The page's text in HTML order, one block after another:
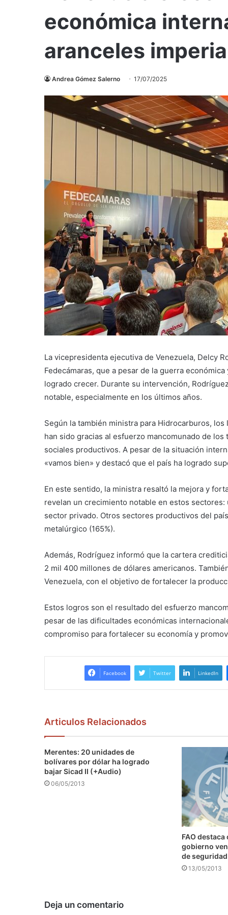
económica
aranceles
Andrea Gómez Salerno 17/07/2025
La vicepresidenta ejecutiva de Venezuela, Delcy
Fedecámaras, que a pesar de la guerra
logrado crecer. Durante su intervención,
notable, especialmente en los últimos años.
Según la también ministra para Hidrocarburos,
han sido gracias al esfuerzo mancomunado de
sociales productivos. A pesar de la situación
«vamos bien» y destacó que el país ha logrado
En este sentido, la ministra resaltó la mejora y
revelan un crecimiento notable en estos sectores:
sector privado. Otros sectores productivos del
metalúrgico (165%).
Además, Rodríguez informó que la cartera
2 mil 400 millones de dólares americanos.
Venezuela, con el objetivo de fortalecer la
Estos logros son el resultado del esfuerzo
pesar de las dificultades económicas
compromiso para fortalecer su economía y
Facebook Twitter LinkedIn
Articulos Relacionados
Merentes: 20 unidades de
bolívares por dólar ha logrado
bajar Sicad II (+Audio)
06/05/2013
FAO
gobierno
de
13/05/2013
Deja un comentario